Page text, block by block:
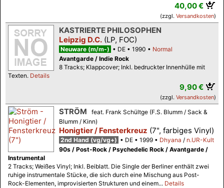
40,00 €
(zzgl. Versandkosten)
KASTRIERTE PHILOSOPHEN
Leipzig D.C. (LP, FOC)
Neuware (m/m-) DE 1990
Normal
Avantgarde / Indie Rock
8 Tracks; Klappcover; Inkl. bedruckter Innenhülle mit
Texten. Details
9,90 €
(zzgl. Versandkosten)
STRÖM
feat. Frank Schültge (F.S. Blumm / Sack &
Blumm / Kinn)
Honigtier / Fensterkreuz (7", farbiges Vinyl)
2nd Hand (vg/vg+) DE 1999 Dhyana / n.UR-Kult
90s / Post-Rock / Psychedelic Rock / Avantgarde /
Instrumental
2 Tracks; Weißes Vinyl; Inkl. Beiblatt. Die Single der Berliner enthält zwei
ruhige instrumentale Stücke, die sich durch eine Mischung aus Post-
Rock-Elementen, improvisierten Strukturen und einem... Details